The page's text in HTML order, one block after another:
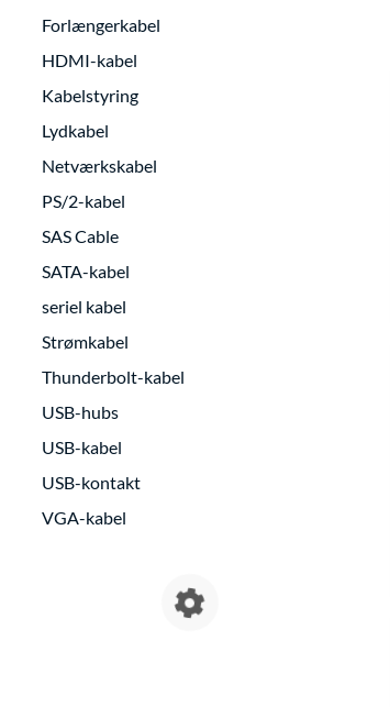
Forlængerkabel
HDMI-kabel
Kabelstyring
Lydkabel
Netværkskabel
PS/2-kabel
SAS Cable
SATA-kabel
seriel kabel
Strømkabel
Thunderbolt-kabel
USB-hubs
USB-kabel
USB-kontakt
VGA-kabel